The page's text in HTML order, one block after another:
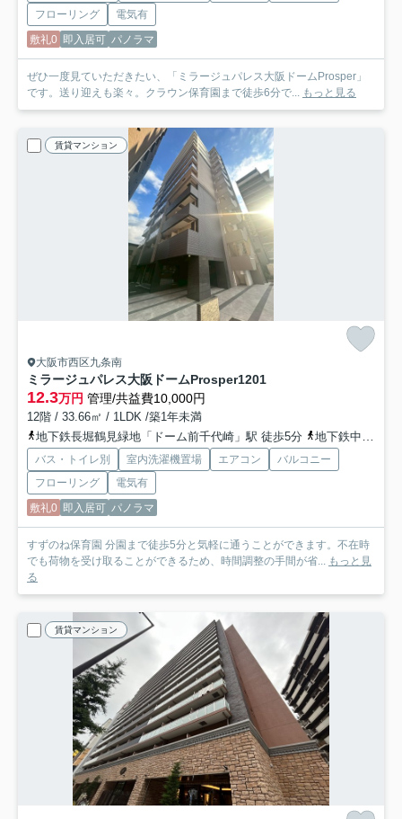
フローリング
電気有
敷礼0 即入居可 パノラマ
ぜひ一度見ていただきたい、「ミラージュパレス大阪ドームProsper」
です。送り迎えも楽々。クラウン保育園まで徒歩6分で...
もっと見る
賃貸マンション
大阪市西区九条南
ミラージュパレス大阪ドームProsper1201
12.3万円 管理/共益費10,000円
12階 / 33.66㎡ / 1LDK /築1年未満
地下鉄長堀鶴見緑地「ドーム前千代崎」駅 徒歩5分
地下鉄中央線「九条」駅 徒歩9分
バス・トイレ別 室内洗濯機置場 エアコン
バルコニー
フローリング
電気有
敷礼0 即入居可 パノラマ
すずのね保育園 分園まで徒歩5分と気軽に通うことができます。不在時
でも荷物を受け取ることができるため、時間調整の手間が省...
もっと見
る
賃貸マンション